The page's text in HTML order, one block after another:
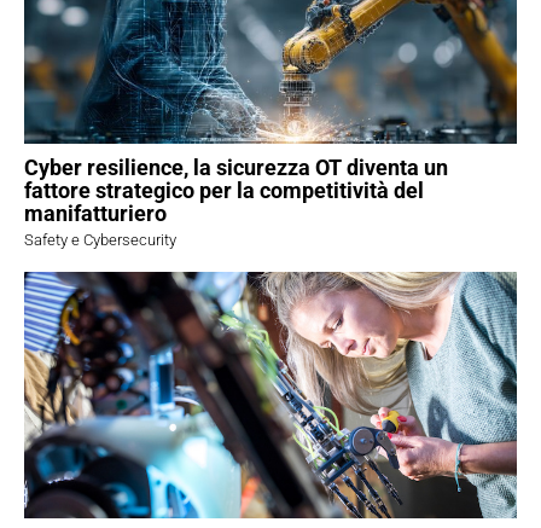
Cyber resilience, la sicurezza OT diventa un
fattore strategico per la competitività del
manifatturiero
Safety e Cybersecurity